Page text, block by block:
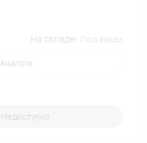
На складе:
Аналоги
Недоступно